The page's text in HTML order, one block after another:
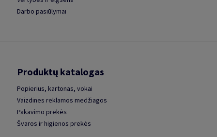
Darbo pasiūlymai
Produktų katalogas
Popierius, kartonas, vokai
Vaizdinės reklamos medžiagos
Pakavimo prekės
Švaros ir higienos prekės